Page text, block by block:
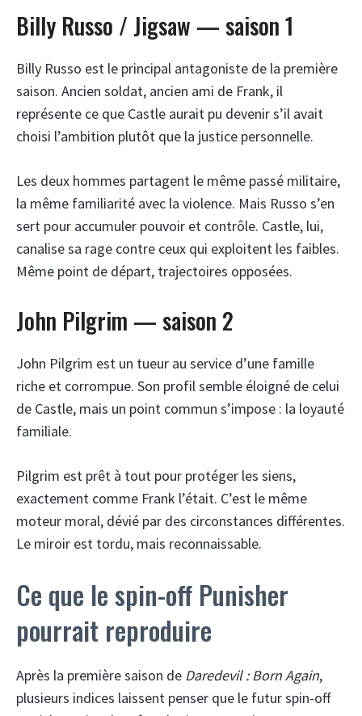
Billy Russo / Jigsaw — saison 1
Billy Russo est le principal antagoniste de la première
saison. Ancien soldat, ancien ami de Frank, il
représente ce que Castle aurait pu devenir s’il avait
choisi l’ambition plutôt que la justice personnelle.
Les deux hommes partagent le même passé militaire,
la même familiarité avec la violence. Mais Russo s’en
sert pour accumuler pouvoir et contrôle. Castle, lui,
canalise sa rage contre ceux qui exploitent les faibles.
Même point de départ, trajectoires opposées.
John Pilgrim — saison 2
John Pilgrim est un tueur au service d’une famille
riche et corrompue. Son profil semble éloigné de celui
de Castle, mais un point commun s’impose : la loyauté
familiale.
Pilgrim est prêt à tout pour protéger les siens,
exactement comme Frank l’était. C’est le même
moteur moral, dévié par des circonstances différentes.
Le miroir est tordu, mais reconnaissable.
Ce que le spin-off Punisher
pourrait reproduire
Après la première saison de Daredevil : Born Again,
plusieurs indices laissent penser que le futur spin-off